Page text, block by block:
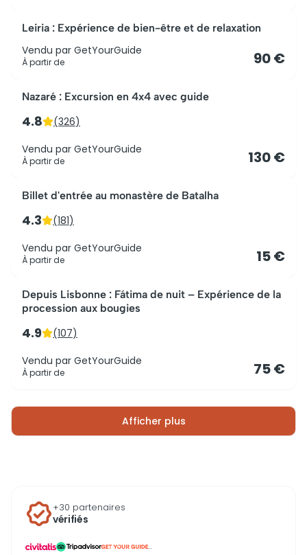
Leiria : Expérience de bien-être et de relaxation
Vendu par GetYourGuide
À partir de 90 €
Nazaré : Excursion en 4x4 avec guide
4.8 (326)
Vendu par GetYourGuide
À partir de 130 €
Billet d'entrée au monastère de Batalha
4.3 (181)
Vendu par GetYourGuide
À partir de 15 €
Depuis Lisbonne : Fátima de nuit – Expérience de la
procession aux bougies
4.9 (107)
Vendu par GetYourGuide
À partir de 75 €
Afficher plus
+30 partenaires
vérifiés
...